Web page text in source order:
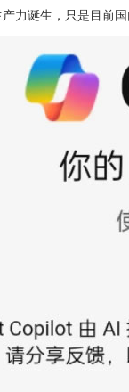
力诞生，只是目前国